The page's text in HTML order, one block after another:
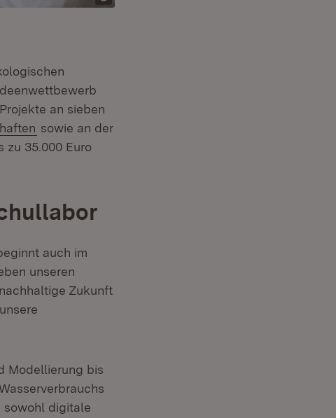
an sieben
(Öffnet in neuem Fenster)
sowie an der
Fenster)
zu 35.000 Euro
in neuem Fenster)
auch im
unseren
Zukunft
Modellierung bis
sowohl digitale